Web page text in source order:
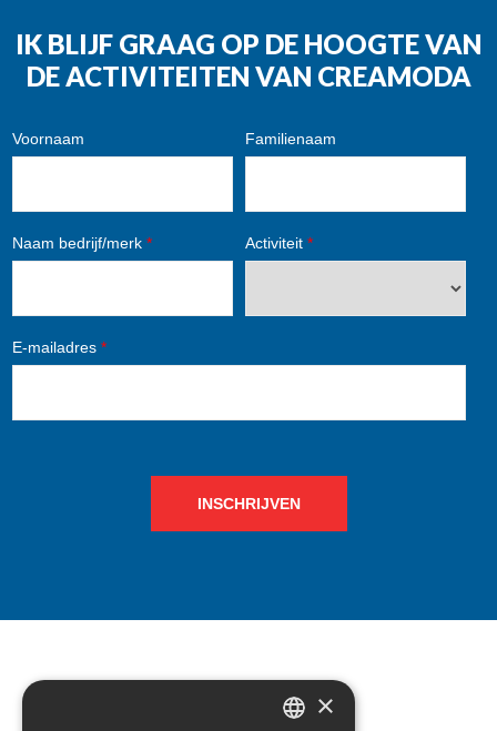
IK BLIJF GRAAG OP DE HOOGTE VAN
DE ACTIVITEITEN VAN CREAMODA
Voornaam Familienaam
Naam bedrijf/merk * Activiteit *
E-mailadres *
INSCHRIJVEN
CONTACT ×